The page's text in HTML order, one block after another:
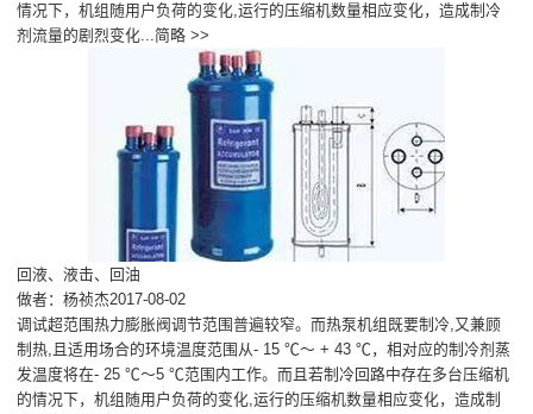
情况下，机组随用户负荷的变化,运行的压缩机数量相应变化，造成制冷
剂流量的剧烈变化...简略 >>
回液、液击、回油
做者：杨祯杰2017-08-02
调试超范围热力膨胀阀调节范围普遍较窄。而热泵机组既要制冷,又兼顾
制热,且适用场合的环境温度范围从- 15 ℃～ + 43 ℃，相对应的制冷剂蒸
发温度将在- 25 ℃～5 ℃范围内工作。而且若制冷回路中存在多台压缩机
的情况下，机组随用户负荷的变化,运行的压缩机数量相应变化，造成制